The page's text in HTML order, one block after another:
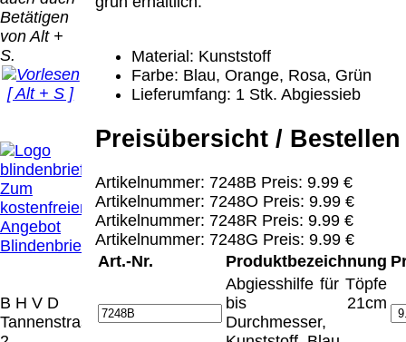
Betätigen
von Alt +
S.
[ Alt + S ]
Zum
kostenfreien
Angebot
Blindenbrief
B H V D
Tannenstrasse
Material: Kunststoff
Farbe: Blau, Orange, Rosa, Grün
Lieferumfang: 1 Stk. Abgiessieb
Preisübersicht / Bestellen
Artikelnummer: 7248B Preis: 9.99 €
Artikelnummer: 7248O Preis: 9.99 €
Artikelnummer: 7248R Preis: 9.99 €
Artikelnummer: 7248G Preis: 9.99 €
Art.-Nr.
Produktbezeichnung
Abgiesshilfe für Töpfe
bis 21cm
Durchmesser,
Der Versand erfolgt
als versichertes
Paket.
Selbstabholung
vom Büro oder
von
0.00 €
Email z.B. einen
Lizenzschlüssel
und die
Lieferschein. Sie
erhalten also
Datenträger.
Die in diesem Dokument genannten
Warenzeichen sind Eigentum der jeweiligen
Firmen. Preisänderungen, Irrtümer und
technische Änderungen vorbehalten.
letzte Änderung: 13. April 2025 Blinden
Hilfsmittel Vertrieb Dresden,
2026
[ 3272 ]